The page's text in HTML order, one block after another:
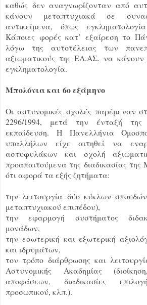
καθώς δεν αναγνωρίζονταν από
κάνουν μεταπτυχιακά σε
αντικείμενα, όπως
Κάποιες φορές κατ’ εξαίρεση το
λόγω της αυτοτέλειας των
αξιωματικούς της ΕΛ.ΑΣ. να κάνουν
εγκληματολογία.
Μπολόνια και 6ο εξάμηνο
Οι αστυνομικές σχολές παρέμεναν
2296/1994, μετά την ένταξή της
εκπαίδευση. Η Πανελλήνια
υπαλλήλων είχε αιτηθεί να
αστυφυλάκων και σχολή
προαπαιτούμενα της διαδικασίας
ότι αφορά τα εξής ζητήματα:
την λειτουργία δύο κύκλων
μεταπτυχιακού επιπέδου),
την εφαρμογή συστήματος
μονάδων,
την εσωτερική και εξωτερική
και ιδρυμάτων,
τον τρόπο διάρθρωσης και
Αστυνομικής Ακαδημίας
αποφάσεων, διαδικασίες
προσωπικού, κλπ.).